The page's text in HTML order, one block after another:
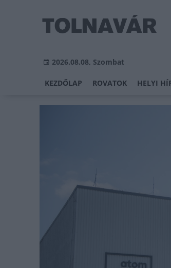
2026.08.08, Szombat
KEZDŐLAP ROVATOK HELYI